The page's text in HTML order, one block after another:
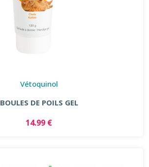
Vétoquinol
BOULES DE POILS GEL
14.99 €